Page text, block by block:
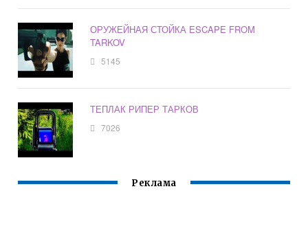
ОРУЖЕЙНАЯ СТОЙКА ESCAPE FROM
TARKOV
5145
ТЕПЛАК РИПЕР ТАРКОВ
7026
Реклама